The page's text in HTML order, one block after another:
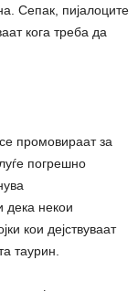
Сепак, пијалоците
кога треба да
промовираат за
погрешно
дека некои
кои дејствуваат
таурин.